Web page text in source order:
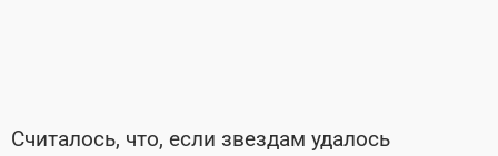
Считалось, что, если звездам удалось